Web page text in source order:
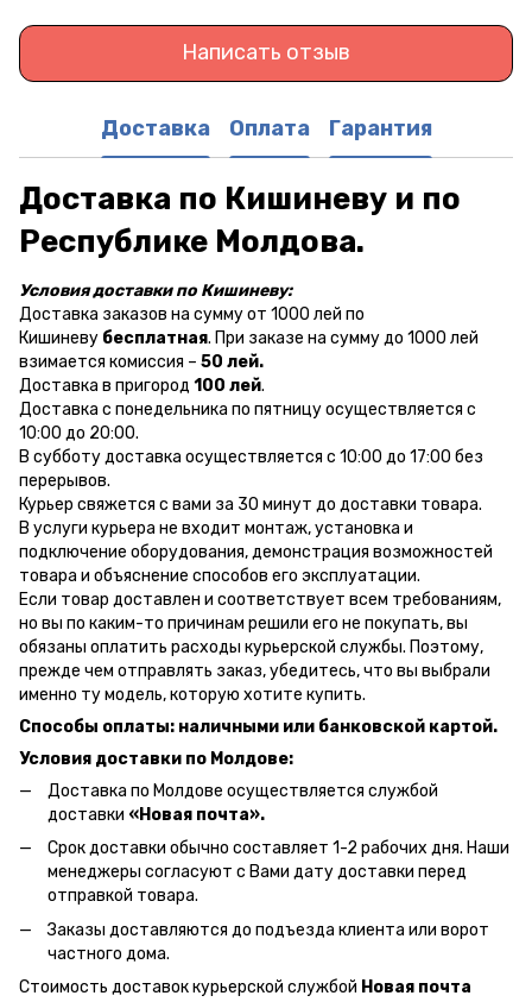
Написать отзыв
Доставка Оплата Гарантия
Доставка по Кишиневу и по
Республике Молдова.
Условия доставки по Кишиневу:
Доставка заказов на сумму от 1000 лей по
Кишиневу бесплатная. При заказе на сумму до 1000 лей
взимается комиссия – 50 лей.
Доставка в пригород 100 лей.
Доставка с понедельника по пятницу осуществляется с
10:00 до 20:00.
В субботу доставка осуществляется с 10:00 до 17:00 без
перерывов.
Курьер свяжется с вами за 30 минут до доставки товара.
В услуги курьера не входит монтаж, установка и
подключение оборудования, демонстрация возможностей
товара и объяснение способов его эксплуатации.
Если товар доставлен и соответствует всем требованиям,
но вы по каким-то причинам решили его не покупать, вы
обязаны оплатить расходы курьерской службы. Поэтому,
прежде чем отправлять заказ, убедитесь, что вы выбрали
именно ту модель, которую хотите купить.
Способы оплаты: наличными или банковской картой.
Условия доставки по Молдове:
Доставка по Молдове осуществляется службой
доставки «Новая почта».
Срок доставки обычно составляет 1-2 рабочих дня. Наши
менеджеры согласуют с Вами дату доставки перед
отправкой товара.
Заказы доставляются до подъезда клиента или ворот
частного дома.
Стоимость доставок курьерской службой Новая почта